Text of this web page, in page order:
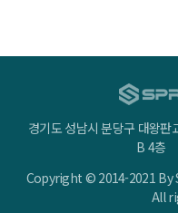
경기도 성남시 분당구 대왕
B 4
Copyright © 2014-2021 By
All